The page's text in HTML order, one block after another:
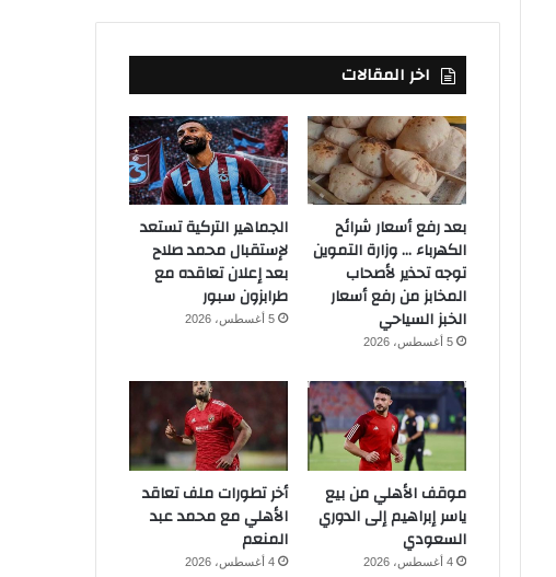
اخر المقالات
بعد رفع أسعار شرائح
الكهرباء … وزارة التموين
توجه تحذير لأصحاب
المخابز من رفع أسعار
الخبز السياحي
5 أغسطس، 2026
الجماهير التركية تستعد
لإستقبال محمد صلاح
بعد إعلان تعاقده مع
طرابزون سبور
5 أغسطس، 2026
موقف الأهلي من بيع
ياسر إبراهيم إلى الدوري
السعودي
4 أغسطس، 2026
أخر تطورات ملف تعاقد
الأهلي مع محمد عبد
المنعم
4 أغسطس، 2026